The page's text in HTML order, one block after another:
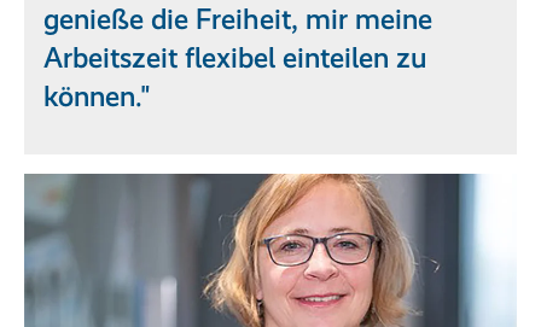
genieße die Freiheit, mir meine
Arbeitszeit flexibel einteilen zu
können."